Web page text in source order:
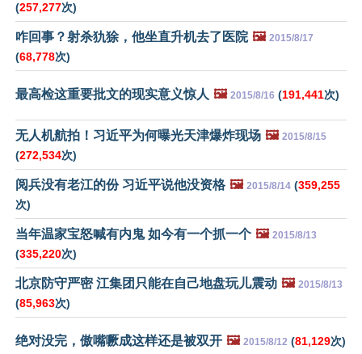
(257,277次)
咋回事？射杀犰狳，他坐直升机去了医院 🖼️ 2015/8/17
(68,778次)
最高检这重要批文的现实意义惊人 🖼️ 2015/8/16 (191,441次)
无人机航拍！习近平为何曝光天津爆炸现场 🖼️ 2015/8/15
(272,534次)
阅兵没有老江的份 习近平说他没资格 🖼️ 2015/8/14 (359,255
次)
当年温家宝怒喊有内鬼 如今有一个抓一个 🖼️ 2015/8/13
(335,220次)
北京防守严密 江集团只能在自己地盘玩儿震动 🖼️ 2015/8/13
(85,963次)
绝对没完，傲嘴噘成这样还是被双开 🖼️ 2015/8/12 (81,129次)